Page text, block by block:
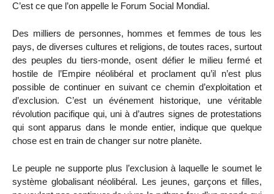
C’est ce que l’on appelle le Forum Social Mondial.
Des milliers de personnes, hommes et femmes de tous les
pays, de diverses cultures et religions, de toutes races, surtout
des peuples du tiers-monde, osent défier le milieu fermé et
hostile de l’Empire néolibéral et proclament qu’il n’est plus
possible de continuer en suivant ce chemin d’exploitation et
d’exclusion. C’est un événement historique, une véritable
révolution pacifique qui, uni à d’autres signes de protestations
qui sont apparus dans le monde entier, indique que quelque
chose est en train de changer sur notre planète.
Le peuple ne supporte plus l’exclusion à laquelle le soumet le
système globalisant néolibéral. Les jeunes, garçons et filles,